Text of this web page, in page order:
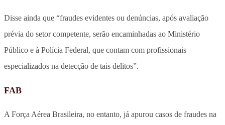
Disse ainda que “fraudes evidentes ou denúncias, após avaliação
prévia do setor competente, serão encaminhadas ao Ministério
Público e à Polícia Federal, que contam com profissionais
especializados na detecção de tais delitos”.
FAB
A Força Aérea Brasileira, no entanto, já apurou casos de fraudes na